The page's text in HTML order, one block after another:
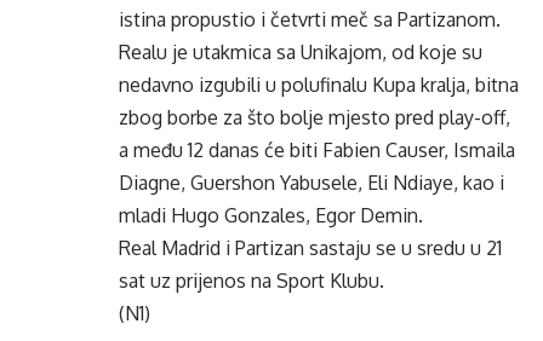
istina propustio i četvrti meč sa Partizanom.
Realu je utakmica sa Unikajom, od koje su
nedavno izgubili u polufinalu Kupa kralja, bitna
zbog borbe za što bolje mjesto pred play-off,
a među 12 danas će biti Fabien Causer, Ismaila
Diagne, Guershon Yabusele, Eli Ndiaye, kao i
mladi Hugo Gonzales, Egor Demin.
Real Madrid i Partizan sastaju se u sredu u 21
sat uz prijenos na Sport Klubu.
(N1)